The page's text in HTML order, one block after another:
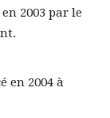
2003 par le
en 2004 à